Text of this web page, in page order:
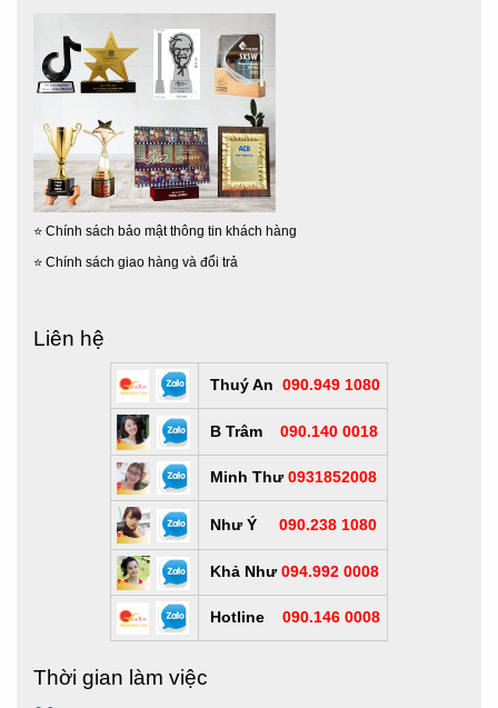
⭐ Chính sách bảo mật thông tin khách hàng
⭐ Chính sách giao hàng và đổi trả
Liên hệ
Thuý An 090.949 1080
B Trâm 090.140 0018
Minh Thư 0931852008
Như Ý 090.238 1080
Khả Như 094.992 0008
Hotline 090.146 0008
Thời gian làm việc